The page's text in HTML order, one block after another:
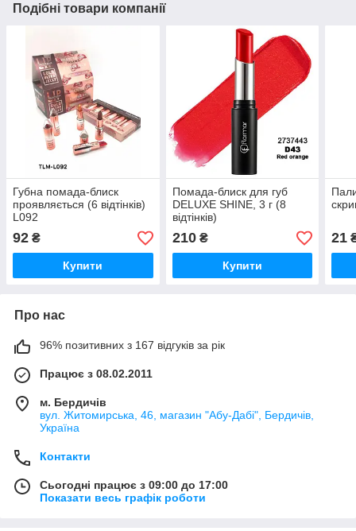
Подібні товари компанії
Губна помада-блиск
проявляється (6 відтінків)
L092
92 ₴
Купити
Помада-блиск для губ
DELUXE SHINE, 3 г (8
відтінків)
210₴
Купити
21
Про нас
96% позитивних з 167 відгуків за рік
Працює з 08.02.2011
м. Бердичів
вул. Житомирська, 46, магазин "Абу-Дабі", Бердичів,
Україна
Контакти
Сьогодні працює з 09:00 до 17:00
Показати весь графік роботи